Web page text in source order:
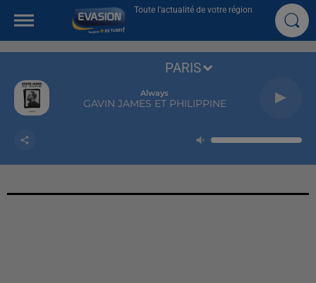
Toute l'actualité de votre région
Always
GAVIN JAMES ET PHILIPPINE
PARIS